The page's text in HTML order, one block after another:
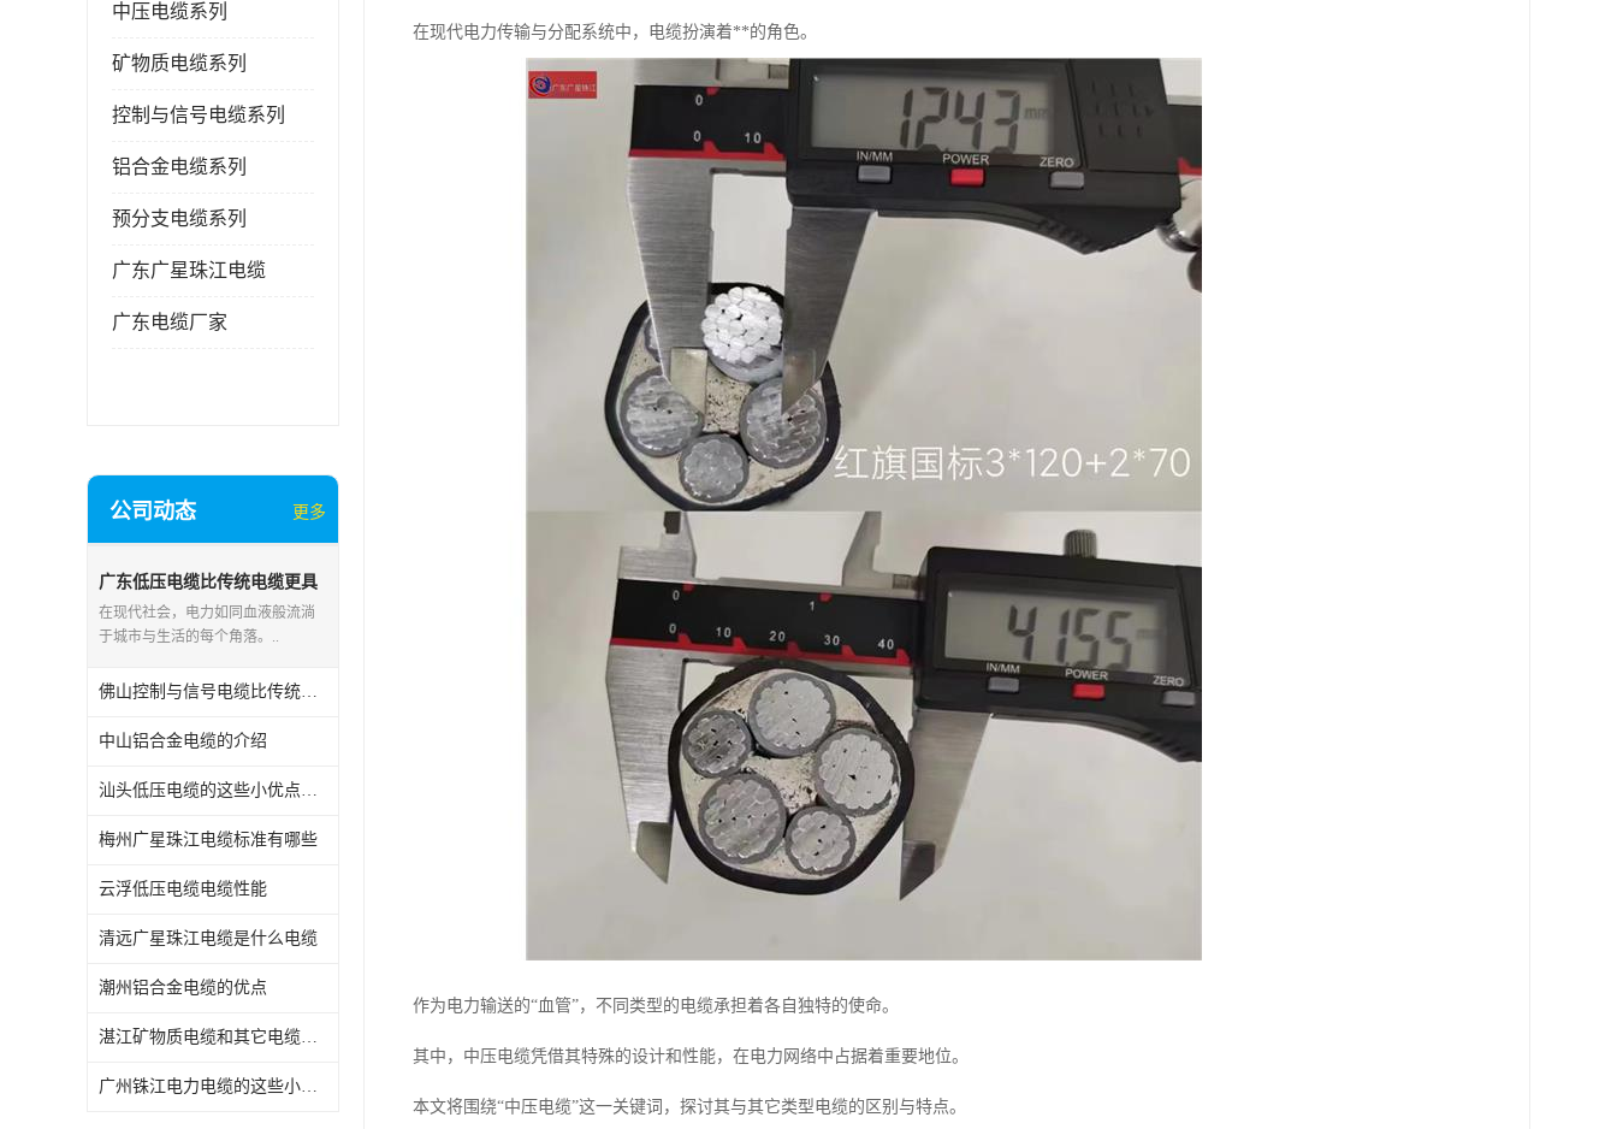
中压电缆系列
矿物质电缆系列
控制与信号电缆系列
铝合金电缆系列
预分支电缆系列
广东广星珠江电缆
广东电缆厂家
公司动态 更多
广东低压电缆比传统电缆更具
优势
在现代社会，电力如同血液般流淌
于城市与生活的每个角落。..
佛山控制与信号电缆比传统电缆更具优势
中山铝合金电缆的介绍
汕头低压电缆的这些小优点您都知道吗
梅州广星珠江电缆标准有哪些
云浮低压电缆电缆性能
清远广星珠江电缆是什么电缆
潮州铝合金电缆的优点
湛江矿物质电缆和其它电缆比较
广州铢江电力电缆的这些小优点您都知道吗
在现代电力传输与分配系统中，电缆扮演着**的角色。
作为电力输送的“血管”，不同类型的电缆承担着各自独特的使命。
其中，中压电缆凭借其特殊的设计和性能，在电力网络中占据着重要地位。
本文将围绕“中压电缆”这一关键词，探讨其与其它类型电缆的区别与特点。